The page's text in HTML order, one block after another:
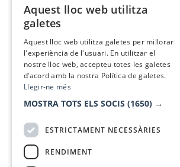
Aquest lloc web utilitza
galetes
Aquest lloc web utilitza galetes per millorar
l'experiència de l'usuari. En utilitzar el
nostre lloc web, accepteu totes les galetes
d’acord amb la nostra Política de galetes.
Llegir-ne més
MOSTRA TOTS ELS SOCIS (1650) →
ESTRICTAMENT NECESSÀRIES
RENDIMENT